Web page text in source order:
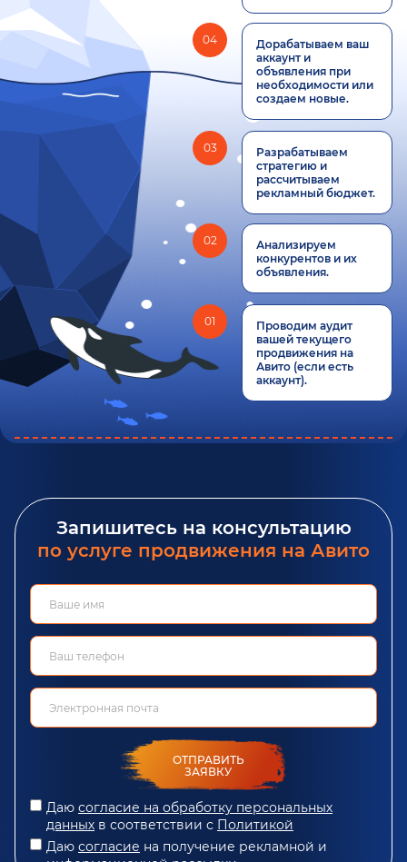
04
Дорабатываем ваш
аккаунт и
объявления при
необходимости или
создаем новые.
03
Разрабатываем
стратегию и
рассчитываем
рекламный бюджет.
02
Анализируем
конкурентов и их
объявления.
01
Проводим аудит
вашей текущего
продвижения на
Авито (если есть
аккаунт).
Запишитесь на консультацию
по услуге продвижения на Авито
ОТПРАВИТЬ
ЗАЯВКУ
Даю согласие на обработку персональных
данных в соответствии с Политикой
Даю согласие на получение рекламной и